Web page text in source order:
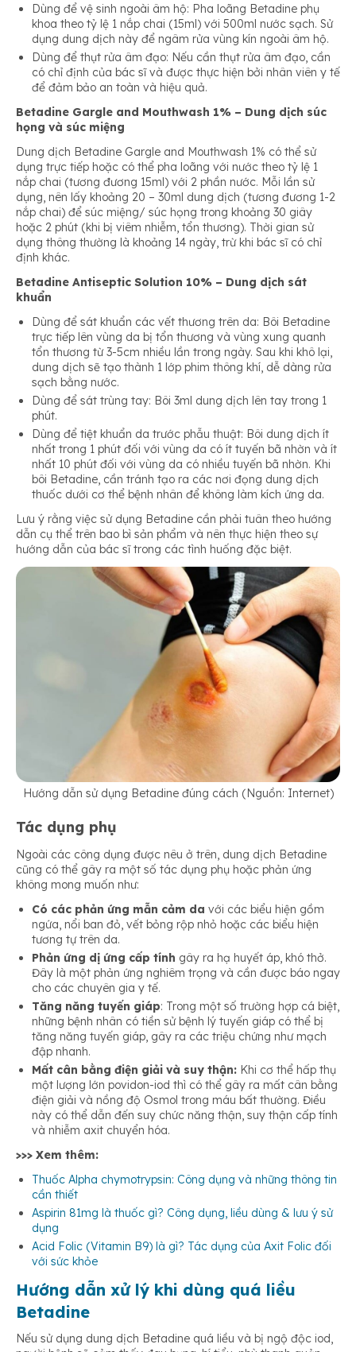
Dùng để vệ sinh ngoài âm hộ: Pha loãng Betadine phụ
khoa theo tỷ lệ 1 nắp chai (15ml) với 500ml nước sạch. Sử
dụng dung dịch này để ngâm rửa vùng kín ngoài âm hộ.
Dùng để thụt rửa âm đạo: Nếu cần thụt rửa âm đạo, cần
có chỉ định của bác sĩ và được thực hiện bởi nhân viên y tế
để đảm bảo an toàn và hiệu quả.
Betadine Gargle and Mouthwash 1% – Dung dịch súc
họng và súc miệng
Dung dịch Betadine Gargle and Mouthwash 1% có thể sử
dụng trực tiếp hoặc có thể pha loãng với nước theo tỷ lệ 1
nắp chai (tương đương 15ml) với 2 phần nước. Mỗi lần sử
dụng, nên lấy khoảng 20 – 30ml dung dịch (tương đương 1-2
nắp chai) để súc miệng/ súc họng trong khoảng 30 giây
hoặc 2 phút (khi bị viêm nhiễm, tổn thương). Thời gian sử
dụng thông thường là khoảng 14 ngày, trừ khi bác sĩ có chỉ
định khác.
Betadine Antiseptic Solution 10% – Dung dịch sát
khuẩn
Dùng để sát khuẩn các vết thương trên da: Bôi Betadine
trực tiếp lên vùng da bị tổn thương và vùng xung quanh
tổn thương từ 3-5cm nhiều lần trong ngày. Sau khi khô lại,
dung dịch sẽ tạo thành 1 lớp phim thông khí, dễ dàng rửa
sạch bằng nước.
Dùng để sát trùng tay: Bôi 3ml dung dịch lên tay trong 1
phút.
Dùng để tiệt khuẩn da trước phẫu thuật: Bôi dung dịch ít
nhất trong 1 phút đối với vùng da có ít tuyến bã nhờn và ít
nhất 10 phút đối với vùng da có nhiều tuyến bã nhờn. Khi
bôi Betadine, cần tránh tạo ra các nơi đọng dung dịch
thuốc dưới cơ thể bệnh nhân để không làm kích ứng da.
Lưu ý rằng việc sử dụng Betadine cần phải tuân theo hướng
dẫn cụ thể trên bao bì sản phẩm và nên thực hiện theo sự
hướng dẫn của bác sĩ trong các tình huống đặc biệt.
Hướng dẫn sử dụng Betadine đúng cách (Nguồn: Internet)
Tác dụng phụ
Ngoài các công dụng được nêu ở trên, dung dịch Betadine
cũng có thể gây ra một số tác dụng phụ hoặc phản ứng
không mong muốn như:
Có các phản ứng mẫn cảm da với các biểu hiện gồm
ngứa, nổi ban đỏ, vết bỏng rộp nhỏ hoặc các biểu hiện
tương tự trên da.
Phản ứng dị ứng cấp tính gây ra hạ huyết áp, khó thở.
Đây là một phản ứng nghiêm trọng và cần được báo ngay
cho các chuyên gia y tế.
Tăng năng tuyến giáp: Trong một số trường hợp cá biệt,
những bệnh nhân có tiền sử bệnh lý tuyến giáp có thể bị
tăng năng tuyến giáp, gây ra các triệu chứng như mạch
đập nhanh.
Mất cân bằng điện giải và suy thận: Khi cơ thể hấp thụ
một lượng lớn povidon-iod thì có thể gây ra mất cân bằng
điện giải và nồng độ Osmol trong máu bất thường. Điều
này có thể dẫn đến suy chức năng thận, suy thận cấp tính
và nhiễm axit chuyển hóa.
>>> Xem thêm:
Thuốc Alpha chymotrypsin: Công dụng và những thông tin
cần thiết
Aspirin 81mg là thuốc gì? Công dụng, liều dùng & lưu ý sử
dụng
Acid Folic (Vitamin B9) là gì? Tác dụng của Axit Folic đối
với sức khỏe
Hướng dẫn xử lý khi dùng quá liều
Betadine
Nếu sử dụng dung dịch Betadine quá liều và bị ngộ độc iod,